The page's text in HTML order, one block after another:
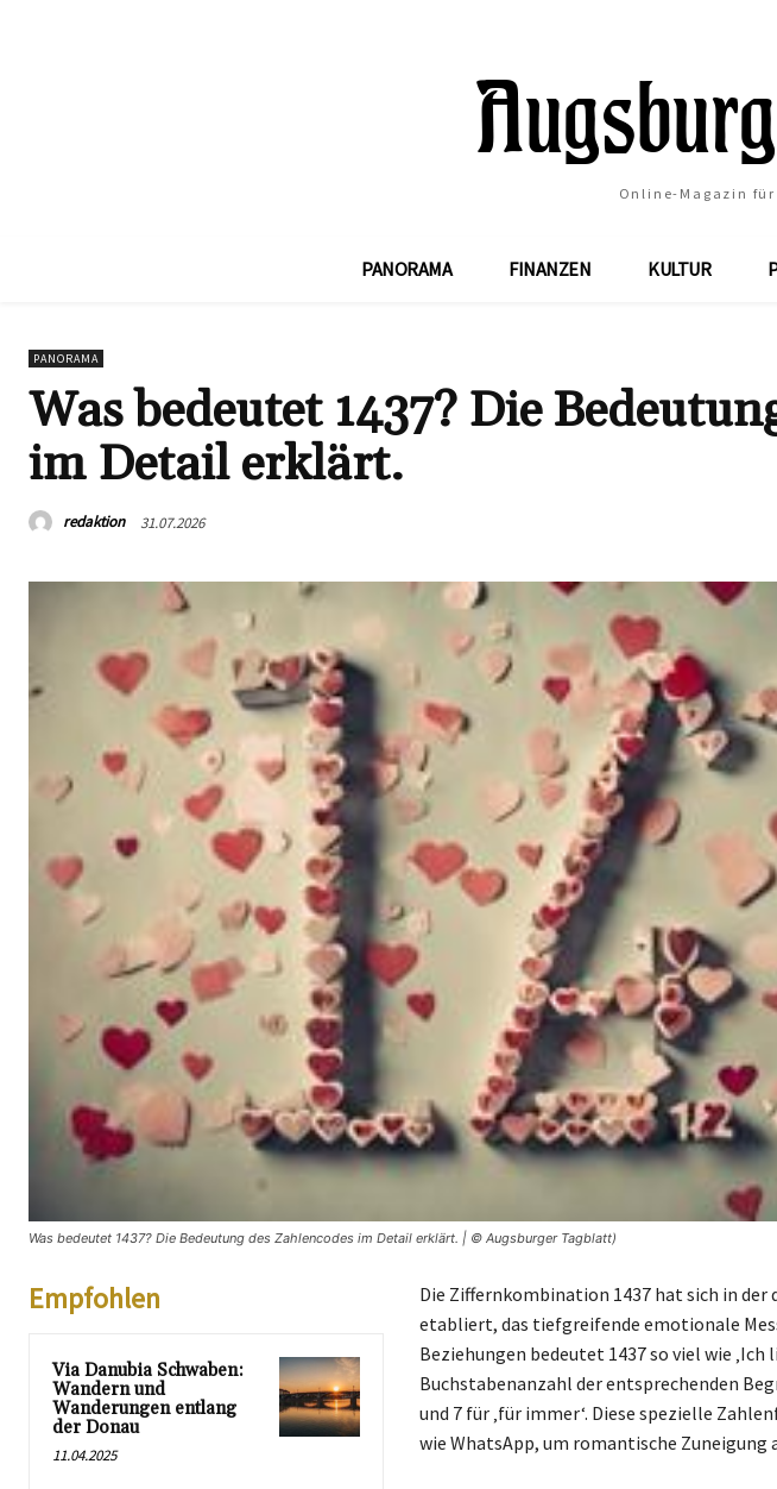
Online-Magazin für
PANORAMA FINANZEN KULTUR
PANORAMA
Was bedeutet 1437? Die
im Detail erklärt.
redaktion 31.07.2026
Was bedeutet 1437? Die Bedeutung des Zahlencodes im Detail erklärt. | © Augsburger Tagblatt)
Empfohlen
Via Danubia Schwaben:
Wandern und
Wanderungen entlang
der Donau
11.04.2025
Die Ziffernkombination 1437 hat sich in
etabliert, das tiefgreifende emotionale
Beziehungen bedeutet 1437 so viel wie
Buchstabenanzahl der entsprechenden
und 7 für ‚für immer‘. Diese spezielle
wie WhatsApp, um romantische Zuneigung